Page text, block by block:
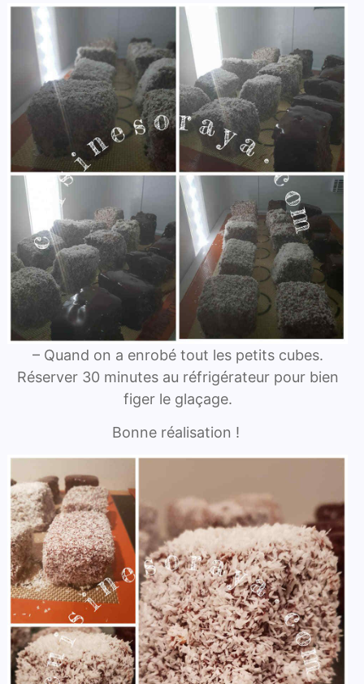
– Quand on a enrobé tout les petits cubes.
Réserver 30 minutes au réfrigérateur pour bien
figer le glaçage.
Bonne réalisation !